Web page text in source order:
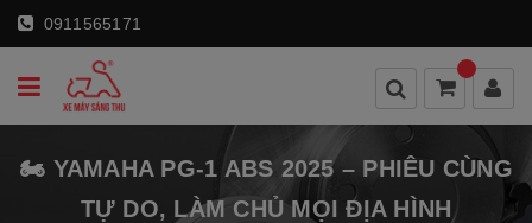
0911565171
🏍 YAMAHA PG-1 ABS 2025 – PHIÊU CÙNG
TỰ DO, LÀM CHỦ MỌI ĐỊA HÌNH